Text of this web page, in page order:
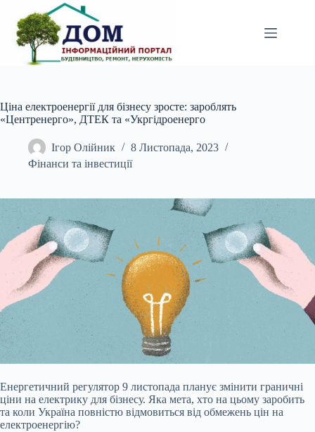
вмісту
Ціна електроенергії для бізнесу зросте: зароблять
«Центренерго», ДТЕК та «Укргідроенерго
Ігор Олійник
8 Листопада, 2023
Фінанси та інвестиції
Енергетичний регулятор 9 листопада планує змінити граничні
ціни на електрику для бізнесу. Яка мета, хто на цьому заробить
та коли Україна повністю відмовиться від обмежень цін на
електроенергію?